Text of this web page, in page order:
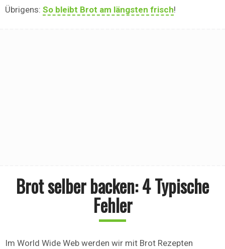
Übrigens: So bleibt Brot am längsten frisch!
Brot selber backen: 4 Typische
Fehler
Im World Wide Web werden wir mit Brot Rezepten